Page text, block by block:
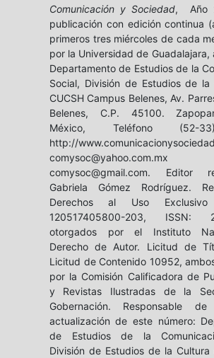
Comunicación y Sociedad, Año
publicación con edición continua
primeros tres miércoles de cada
por la Universidad de Guadalajara,
Departamento de Estudios de la
Social, División de Estudios de
CUCSH Campus Belenes, Av.
Belenes, C.P. 45100.
México, Teléfono (52-
http://
comysoc@gmail.com. Editor
Gabriela Gómez Rodríguez.
Derechos al Uso Exclusivo
120517405800-203, ISSN:
otorgados por el Instituto
Derecho de Autor. Licitud de
Licitud de Contenido 10952,
por la Comisión Calificadora de
y Revistas Ilustradas de la
Gobernación. Responsable
actualización de este número:
de Estudios de la
División de Estudios de la Cultura